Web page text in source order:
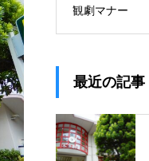
観劇マナー
最近の記事